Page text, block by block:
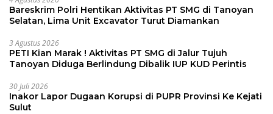
Bareskrim Polri Hentikan Aktivitas PT SMG di Tanoyan
Selatan, Lima Unit Excavator Turut Diamankan
3 Agustus 2026
PETI Kian Marak ! Aktivitas PT SMG di Jalur Tujuh
Tanoyan Diduga Berlindung Dibalik IUP KUD Perintis
30 Juli 2026
Inakor Lapor Dugaan Korupsi di PUPR Provinsi Ke Kejati
Sulut